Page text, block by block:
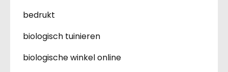
bedrukt
biologisch tuinieren
biologische winkel online